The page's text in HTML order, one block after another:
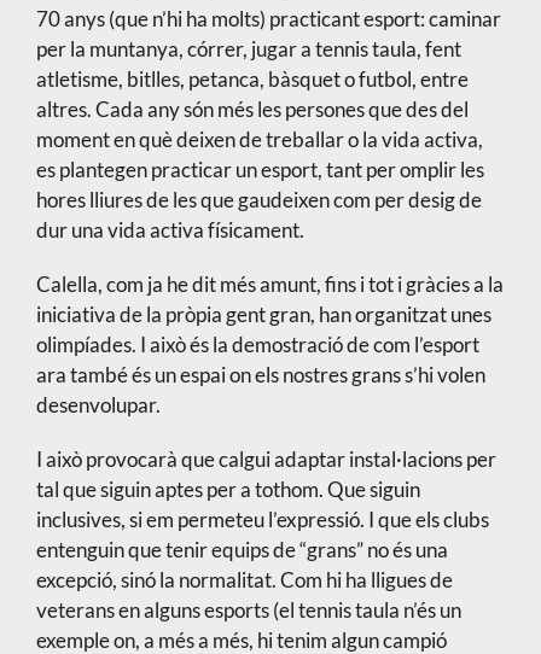
70 anys (que n’hi ha molts) practicant esport: caminar
per la muntanya, córrer, jugar a tennis taula, fent
atletisme, bitlles, petanca, bàsquet o futbol, entre
altres. Cada any són més les persones que des del
moment en què deixen de treballar o la vida activa,
es plantegen practicar un esport, tant per omplir les
hores lliures de les que gaudeixen com per desig de
dur una vida activa físicament.
Calella, com ja he dit més amunt, fins i tot i gràcies a la
iniciativa de la pròpia gent gran, han organitzat unes
olimpíades. I això és la demostració de com l’esport
ara també és un espai on els nostres grans s’hi volen
desenvolupar.
I això provocarà que calgui adaptar instal·lacions per
tal que siguin aptes per a tothom. Que siguin
inclusives, si em permeteu l’expressió. I que els clubs
entenguin que tenir equips de “grans” no és una
excepció, sinó la normalitat. Com hi ha lligues de
veterans en alguns esports (el tennis taula n’és un
exemple on, a més a més, hi tenim algun campió